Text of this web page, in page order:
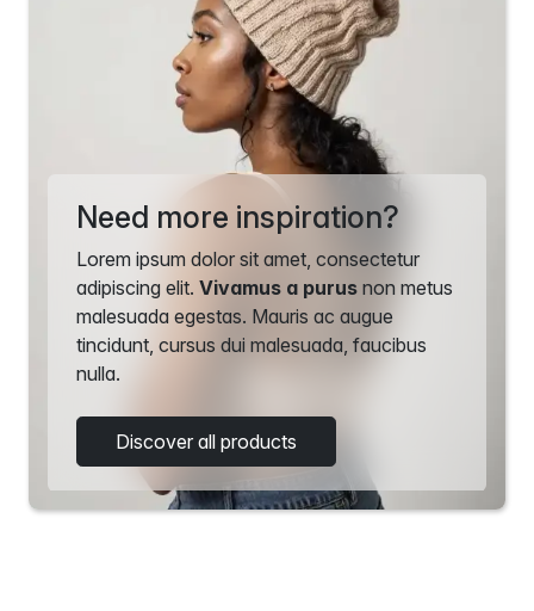
Need more inspiration?
Lorem ipsum dolor sit amet, consectetur
adipiscing elit. Vivamus a purus non metus
malesuada egestas. Mauris ac augue
tincidunt, cursus dui malesuada, faucibus
nulla.
Discover all products